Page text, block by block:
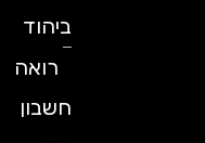
ביהוד
רואה
חשבון